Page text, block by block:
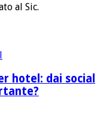
al Sic.
hotel: dai social